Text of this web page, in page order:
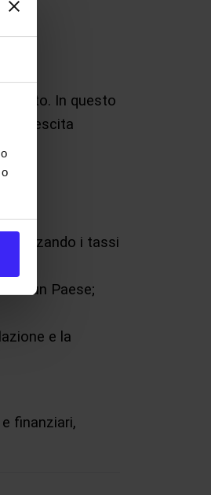
In questo
di crescita
i tassi
di un Paese;
e la
finanziari,